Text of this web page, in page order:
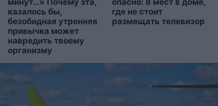
минут…» Почему эта,
казалось бы,
безобидная утренняя
привычка может
навредить твоему
организму
опасно: 8 мест в доме,
где не стоит
размещать телевизор